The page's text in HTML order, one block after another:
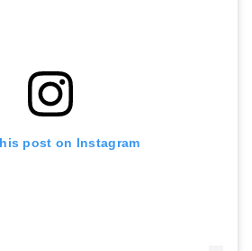
post on Instagram